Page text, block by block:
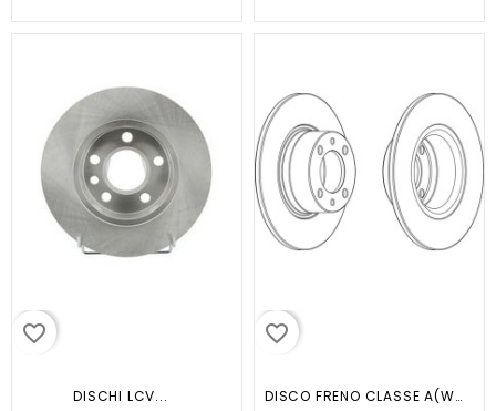
favorite_border
DISCHI LCV...
favorite_border
DISCO FRENO CLASSE A(W168)...